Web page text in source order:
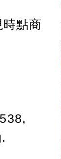
時點商